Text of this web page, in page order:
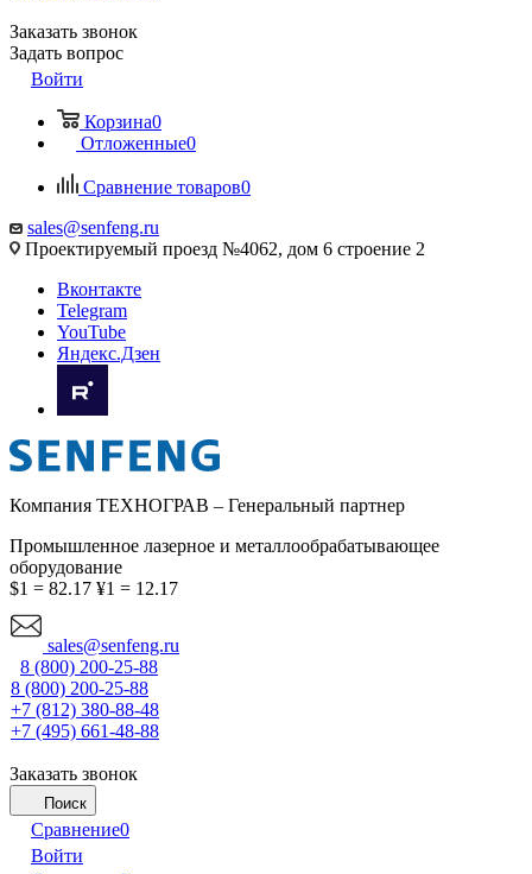
Заказать звонок
Задать вопрос
Войти
Корзина0
Отложенные0
Сравнение товаров0
sales@senfeng.ru
Проектируемый проезд №4062, дом 6 строение 2
Вконтакте
Telegram
YouTube
Яндекс.Дзен
Компания ТЕХНОГРАВ – Генеральный партнер
Промышленное лазерное и металлообрабатывающее
оборудование
$1 = 82.17 ¥1 = 12.17
sales@senfeng.ru
8 (800) 200-25-88
8 (800) 200-25-88
+7 (812) 380-88-48
+7 (495) 661-48-88
Заказать звонок
Поиск
Сравнение0
Войти